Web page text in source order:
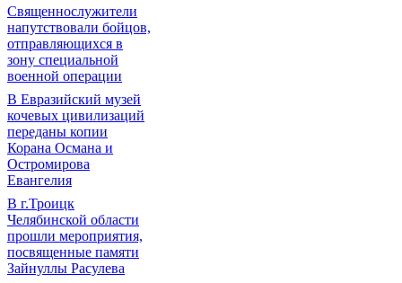
Священнослужители
напутствовали бойцов,
отправляющихся в
зону специальной
военной операции
В Евразийский музей
кочевых цивилизаций
переданы копии
Корана Османа и
Остромирова
Евангелия
В г.Троицк
Челябинской области
прошли мероприятия,
посвященные памяти
Зайнуллы Расулева